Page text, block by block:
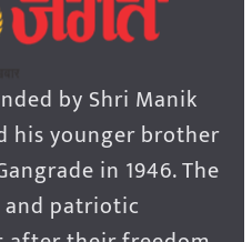
by Shri Manik
his younger brother
in 1946. The
patriotic